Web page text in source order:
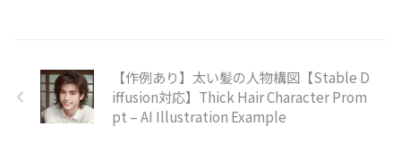
【作例あり】太い髪の人物構図【Stable D
iffusion対応】Thick Hair Character Prom
pt – AI Illustration Example